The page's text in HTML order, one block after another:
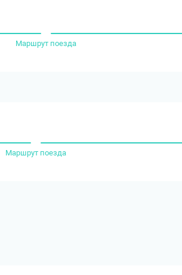
Маршрут поезда
Маршрут поезда